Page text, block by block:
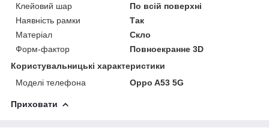
Клейовий шар
По всій поверхні
Наявність рамки
Так
Матеріал
Скло
Форм-фактор
Повноекранне 3D
Користувальницькі характеристики
Моделі телефона
Oppo A53 5G
Приховати